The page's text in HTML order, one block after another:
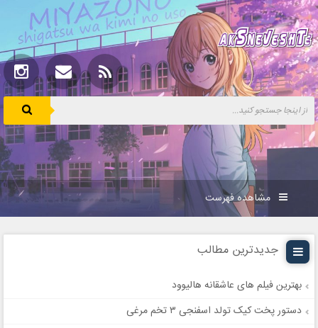
مشاهده فهرست
جدیدترین مطالب
بهترین فیلم های عاشقانه هالیوود
دستور پخت کیک تولد اسفنجی ۳ تخم مرغی